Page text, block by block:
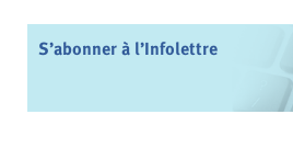
S’abonner à l’Infolettre